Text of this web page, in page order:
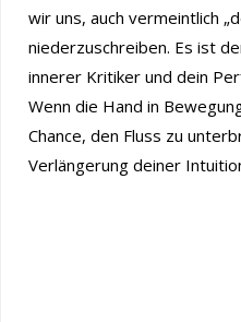
wir uns, auch vermeintlich
niederzuschreiben. Es ist
innerer Kritiker und dein
Wenn die Hand in
Chance, den Fluss zu
Verlängerung deiner